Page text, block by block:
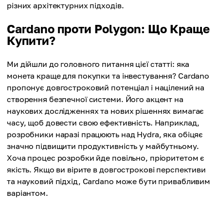
різних архітектурних підходів.
Cardano проти Polygon: Що Краще
Купити?
Ми дійшли до головного питання цієї статті: яка
монета краще для покупки та інвестування? Cardano
пропонує довгостроковий потенціал і націлений на
створення безпечної системи. Його акцент на
наукових дослідженнях та нових рішеннях вимагає
часу, щоб довести свою ефективність. Наприклад,
розробники наразі працюють над Hydra, яка обіцяє
значно підвищити продуктивність у майбутньому.
Хоча процес розробки йде повільно, пріоритетом є
якість. Якщо ви вірите в довгострокові перспективи
та науковий підхід, Cardano може бути привабливим
варіантом.